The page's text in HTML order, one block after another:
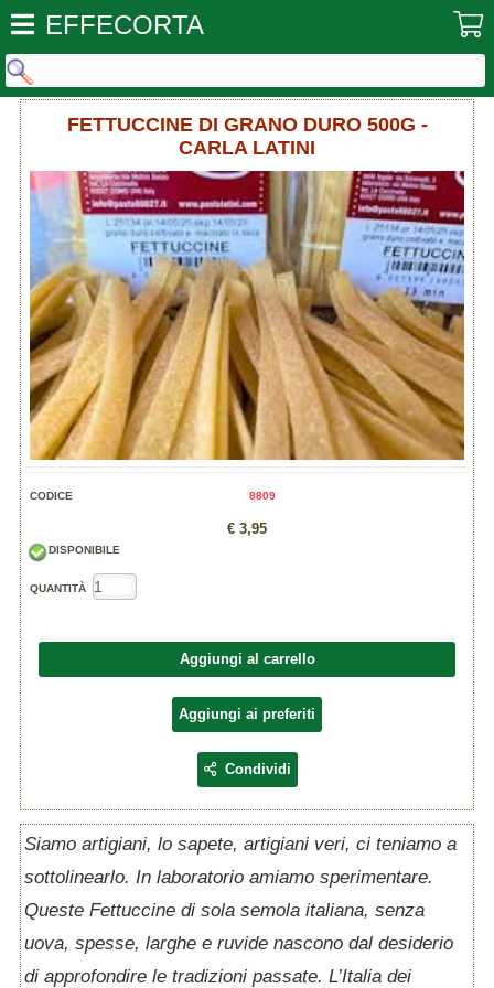
EFFECORTA
FETTUCCINE DI GRANO DURO 500G -
CARLA LATINI
CODICE 8809
€ 3,95
DISPONIBILE
QUANTITÀ
Aggiungi al carrello
Aggiungi ai preferiti
Condividi
Siamo artigiani, lo sapete, artigiani veri, ci teniamo a
sottolinearlo. In laboratorio amiamo sperimentare.
Queste Fettuccine di sola semola italiana, senza
uova, spesse, larghe e ruvide nascono dal desiderio
di approfondire le tradizioni passate. L’Italia dei